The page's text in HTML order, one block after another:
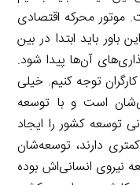
موتور محرکه اقتصادی
باید ابتدا در بین
آن‌ها پیدا شود.
توجه کنیم. خیلی
است و با توسعه
توسعه کشور را ایجاد
دارند، توسعه‌شان
نیروی انسانی‌اش بوده